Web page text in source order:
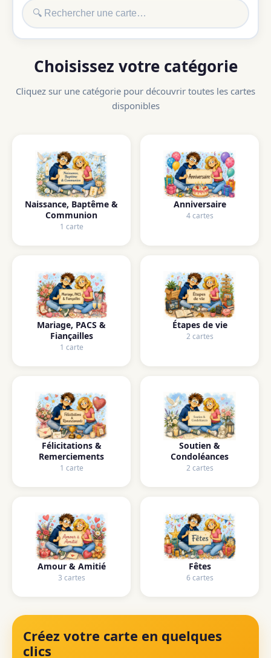
Choisissez votre catégorie
Cliquez sur une catégorie pour découvrir toutes les cartes
disponibles
Naissance, Baptême &
Communion
1 carte
Anniversaire
4 cartes
Mariage, PACS &
Fiançailles
1 carte
Étapes de vie
2 cartes
Félicitations &
Remerciements
1 carte
Soutien &
Condoléances
2 cartes
Amour & Amitié
3 cartes
Fêtes
6 cartes
Créez votre carte en quelques
clics